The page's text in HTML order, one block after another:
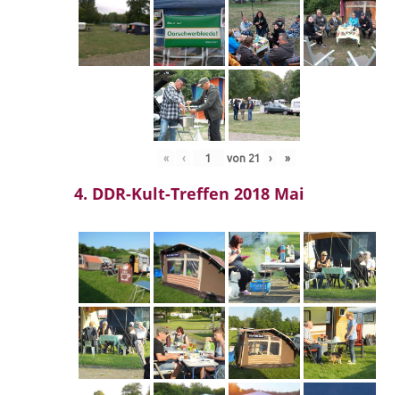
« ‹ von 21 › »
4. DDR-Kult-Treffen 2018 Mai